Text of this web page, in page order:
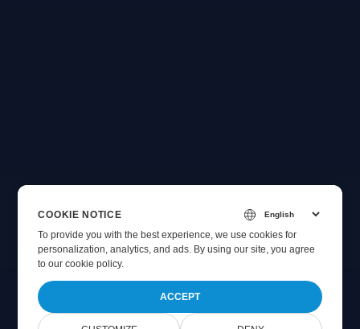
COOKIE NOTICE
To provide you with the best experience, we use cookies for
personalization, analytics, and ads. By using our site, you agree
toour cookie policy.
ACCEPT